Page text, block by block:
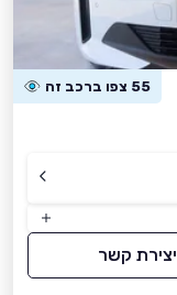
55 צפו ברכב זה
יצירת קשר